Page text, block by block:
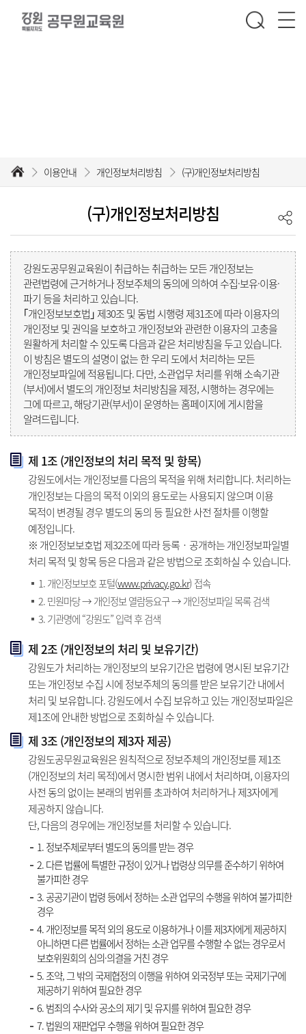
이용안내 개인정보처리방침 (구)개인정보처리방침
(구)개인정보처리방침
강원도공무원교육원이 취급하는 취급하는 모든 개인정보는
관련법령에 근거하거나 정보주체의 동의에 의하여 수집·보유·이용·
파기 등을 처리하고 있습니다.
｢개인정보보호법｣ 제30조 및 동법 시행령 제31조에 따라 이용자의
개인정보 및 권익을 보호하고 개인정보와 관련한 이용자의 고충을
원활하게 처리할 수 있도록 다음과 같은 처리방침을 두고 있습니다.
이 방침은 별도의 설명이 없는 한 우리 도에서 처리하는 모든
개인정보파일에 적용됩니다. 다만, 소관업무 처리를 위해 소속기관
(부서)에서 별도의 개인정보 처리방침을 제정, 시행하는 경우에는
그에 따르고, 해당기관(부서)이 운영하는 홈페이지에 게시함을
알려드립니다.
제 1조 (개인정보의 처리 목적 및 항목)
강원도에서는 개인정보를 다음의 목적을 위해 처리합니다. 처리하는
개인정보는 다음의 목적 이외의 용도로는 사용되지 않으며 이용
목적이 변경될 경우 별도의 동의 등 필요한 사전 절차를 이행할
예정입니다.
※ 개인정보보호법 제32조에 따라 등록‧공개하는 개인정보파일별
처리 목적 및 항목 등은 다음과 같은 방법으로 조회하실 수 있습니다.
1. 개인정보보호 포털(www.privacy.go.kr) 접속
2. 민원마당 → 개인정보 열람등요구 → 개인정보파일 목록 검색
3. 기관명에 “강원도” 입력 후 검색
제 2조 (개인정보의 처리 및 보유기간)
강원도가 처리하는 개인정보의 보유기간은 법령에 명시된 보유기간
또는 개인정보 수집 시에 정보주체의 동의를 받은 보유기간 내에서
처리 및 보유합니다. 강원도에서 수집 보유하고 있는 개인정보파일은
제1조에 안내한 방법으로 조회하실 수 있습니다.
제 3조 (개인정보의 제3자 제공)
강원도공무원교육원은 원칙적으로 정보주체의 개인정보를 제1조
(개인정보의 처리 목적)에서 명시한 범위 내에서 처리하며, 이용자의
사전 동의 없이는 본래의 범위를 초과하여 처리하거나 제3자에게
제공하지 않습니다.
단, 다음의 경우에는 개인정보를 처리할 수 있습니다.
1. 정보주체로부터 별도의 동의를 받는 경우
2. 다른 법률에 특별한 규정이 있거나 법령상 의무를 준수하기 위하여
불가피한 경우
3. 공공기관이 법령 등에서 정하는 소관 업무의 수행을 위하여 불가피한
경우
4. 개인정보를 목적 외의 용도로 이용하거나 이를 제3자에게 제공하지
아니하면 다른 법률에서 정하는 소관 업무를 수행할 수 없는 경우로서
보호위원회의 심의·의결을 거친 경우
5. 조약, 그 밖의 국제협정의 이행을 위하여 외국정부 또는 국제기구에
제공하기 위하여 필요한 경우
6. 범죄의 수사와 공소의 제기 및 유지를 위하여 필요한 경우
7. 법원의 재판업무 수행을 위하여 필요한 경우